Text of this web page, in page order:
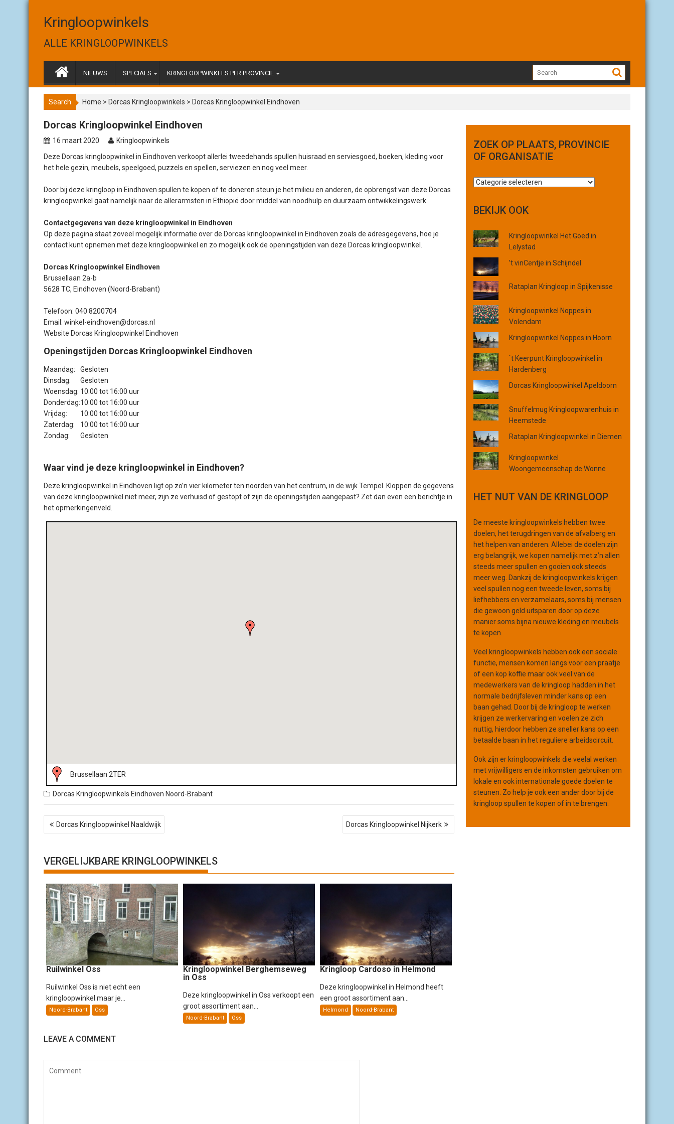
Kringloopwinkels
ALLE KRINGLOOPWINKELS
NIEUWS SPECIALS KRINGLOOPWINKELS PER PROVINCIE
Search Home > Dorcas Kringloopwinkels > Dorcas Kringloopwinkel Eindhoven
Dorcas Kringloopwinkel Eindhoven
16 maart 2020
Kringloopwinkels
Deze Dorcas kringloopwinkel in Eindhoven verkoopt allerlei tweedehands spullen huisraad en serviesgoed, boeken, kleding voor
het hele gezin, meubels, speelgoed, puzzels en spellen, serviezen en nog veel meer.
Door bij deze kringloop in Eindhoven spullen te kopen of te doneren steun je het milieu en anderen, de opbrengst van deze Dorcas
kringloopwinkel gaat namelijk naar de allerarmsten in Ethiopië door middel van noodhulp en duurzaam ontwikkelingswerk.
Contactgegevens van deze kringloopwinkel in Eindhoven
Op deze pagina staat zoveel mogelijk informatie over de Dorcas kringloopwinkel in Eindhoven zoals de adresgegevens, hoe je
contact kunt opnemen met deze kringloopwinkel en zo mogelijk ook de openingstijden van deze Dorcas kringloopwinkel.
Dorcas Kringloopwinkel Eindhoven
Brussellaan 2a-b
5628 TC, Eindhoven (Noord-Brabant)
Telefoon: 040 8200704
Email: winkel-eindhoven@dorcas.nl
Website Dorcas Kringloopwinkel Eindhoven
Openingstijden Dorcas Kringloopwinkel Eindhoven
Maandag:
Gesloten
Dinsdag:
Gesloten
Woensdag: 10:00 tot 16:00 uur
Donderdag:10:00 tot 16:00 uur
Vrijdag:
10:00 tot 16:00 uur
Zaterdag:
10:00 tot 16:00 uur
Zondag:
Gesloten
Waar vind je deze kringloopwinkel in Eindhoven?
Deze kringloopwinkel in Eindhoven ligt op zo’n vier kilometer ten noorden van het centrum, in de wijk Tempel. Kloppen de gegevens
van deze kringloopwinkel niet meer, zijn ze verhuisd of gestopt of zijn de openingstijden aangepast? Zet dan even een berichtje in
het opmerkingenveld.
Brussellaan 2TER
Dorcas Kringloopwinkels Eindhoven Noord-Brabant
e
c
h
n
a
v
g
a
t
e
Dorcas Kringloopwinkel Naaldwijk Dorcas Kringloopwinkel Nijkerk
VERGELIJKBARE KRINGLOOPWINKELS
Ruilwinkel Oss
Ruilwinkel Oss is niet echt een
kringloopwinkel maar je...
Noord-Brabant Oss
Kringloopwinkel Berghemseweg
in Oss
Deze kringloopwinkel in Oss verkoopt een
groot assortiment aan...
Noord-Brabant Oss
Kringloop Cardoso in Helmond
Deze kringloopwinkel in Helmond heeft
een groot assortiment aan...
Helmond Noord-Brabant
LEAVE A COMMENT
ZOEK OP PLAATS, PROVINCIE
OF ORGANISATIE
Z
k
p
p
l
a
a
t
s
,
p
r
o
v
i
n
c
i
e
f
o
r
g
n
i
a
t
i
e
BEKIJK OOK
Kringloopwinkel Het Goed in
Lelystad
’t vinCentje in Schijndel
Rataplan Kringloop in Spijkenisse
Kringloopwinkel Noppes in
Volendam
Kringloopwinkel Noppes in Hoorn
`t Keerpunt Kringloopwinkel in
Hardenberg
Dorcas Kringloopwinkel Apeldoorn
Snuffelmug Kringloopwarenhuis in
Heemstede
Rataplan Kringloopwinkel in Diemen
Kringloopwinkel
Woongemeenschap de Wonne
HET NUT VAN DE KRINGLOOP
De meeste kringloopwinkels hebben twee
doelen, het terugdringen van de afvalberg en
het helpen van anderen. Allebei de doelen zijn
erg belangrijk, we kopen namelijk met z’n allen
steeds meer spullen en gooien ook steeds
meer weg. Dankzij de kringloopwinkels krijgen
veel spullen nog een tweede leven, soms bij
liefhebbers en verzamelaars, soms bij mensen
die gewoon geld uitsparen door op deze
manier soms bijna nieuwe kleding en meubels
te kopen.
Veel kringloopwinkels hebben ook een sociale
functie, mensen komen langs voor een praatje
of een kop koffie maar ook veel van de
medewerkers van de kringloop hadden in het
normale bedrijfsleven minder kans op een
baan gehad. Door bij de kringloop te werken
krijgen ze werkervaring en voelen ze zich
nuttig, hierdoor hebben ze sneller kans op een
betaalde baan in het reguliere arbeidscircuit.
Ook zijn er kringloopwinkels die veelal werken
met vrijwilligers en de inkomsten gebruiken om
lokale en ook internationale goede doelen te
steunen. Zo help je ook een ander door bij de
kringloop spullen te kopen of in te brengen.